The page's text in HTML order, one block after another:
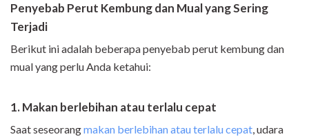
Penyebab Perut Kembung dan Mual yang Sering
Terjadi
Berikut ini adalah beberapa penyebab perut kembung dan
mual yang perlu Anda ketahui:
1. Makan berlebihan atau terlalu cepat
Saat seseorangmakan berlebihan atau terlalu cepat, udara